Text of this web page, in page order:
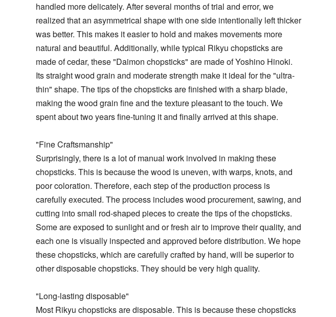
handled more delicately. After several months of trial and error, we
realized that an asymmetrical shape with one side intentionally left thicker
was better. This makes it easier to hold and makes movements more
natural and beautiful. Additionally, while typical Rikyu chopsticks are
made of cedar, these "Daimon chopsticks" are made of Yoshino Hinoki.
Its straight wood grain and moderate strength make it ideal for the "ultra-
thin" shape. The tips of the chopsticks are finished with a sharp blade,
making the wood grain fine and the texture pleasant to the touch. We
spent about two years fine-tuning it and finally arrived at this shape.
"Fine Craftsmanship"
Surprisingly, there is a lot of manual work involved in making these
chopsticks. This is because the wood is uneven, with warps, knots, and
poor coloration. Therefore, each step of the production process is
carefully executed. The process includes wood procurement, sawing, and
cutting into small rod-shaped pieces to create the tips of the chopsticks.
Some are exposed to sunlight and or fresh air to improve their quality, and
each one is visually inspected and approved before distribution. We hope
these chopsticks, which are carefully crafted by hand, will be superior to
other disposable chopsticks. They should be very high quality.
"Long-lasting disposable"
Most Rikyu chopsticks are disposable. This is because these chopsticks